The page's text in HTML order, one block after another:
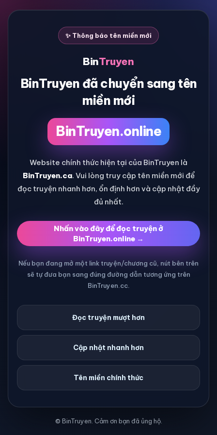
✨ Thông báo tên miền mới
BinTruyen
BinTruyen đã chuyển sang tên
miền mới
BinTruyen.online
Website chính thức hiện tại của BinTruyen là
BinTruyen.ca. Vui lòng truy cập tên miền mới để
đọc truyện nhanh hơn, ổn định hơn và cập nhật đầy
đủ nhất.
Nhấn vào đây để đọc truyện ở
BinTruyen.online →
Nếu bạn đang mở một link truyện/chương cũ, nút bên trên
sẽ tự đưa bạn sang đúng đường dẫn tương ứng trên
BinTruyen.cc.
Đọc truyện mượt hơn
Cập nhật nhanh hơn
Tên miền chính thức
© BinTruyen. Cảm ơn bạn đã ủng hộ.